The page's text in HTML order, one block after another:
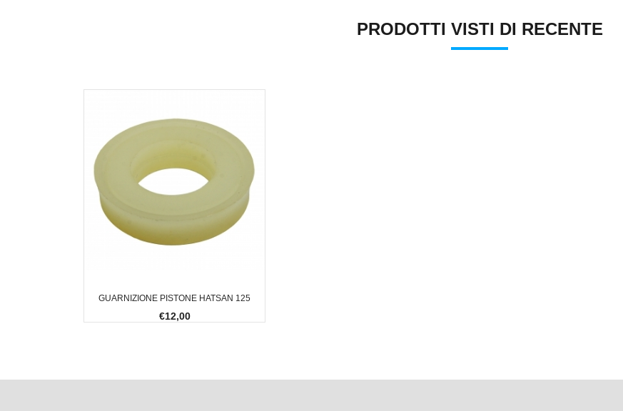
PRODOTTI VISTI DI RECENTE
GUARNIZIONE PISTONE HATSAN 125
€12,00